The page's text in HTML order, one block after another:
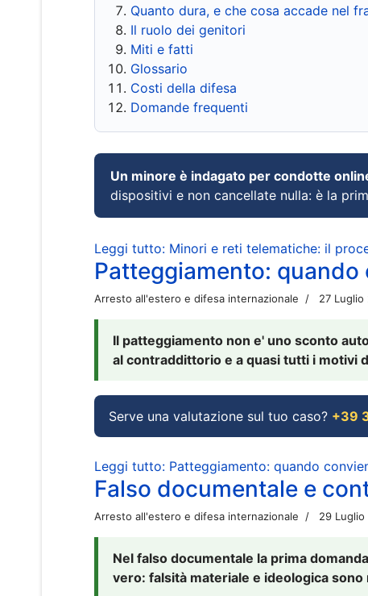
Quanto dura, e che cosa accade nel
Il ruolo dei genitori
Miti e fatti
Glossario
Costi della difesa
Domande frequenti
Un minore è indagato per condotte
dispositivi e non cancellate nulla: è la
Leggi tutto: Minori e reti telematiche: il
Patteggiamento: quando
Arresto all'estero e difesa internazionale 27 Luglio
Il patteggiamento non e' uno sconto
al contraddittorio e a quasi tutti i motivi
Serve una valutazione sul tuo caso? +39
Leggi tutto: Patteggiamento: quando
Falso documentale e
Arresto all'estero e difesa internazionale 29 Luglio
Nel falso documentale la prima
vero: falsità materiale e ideologica